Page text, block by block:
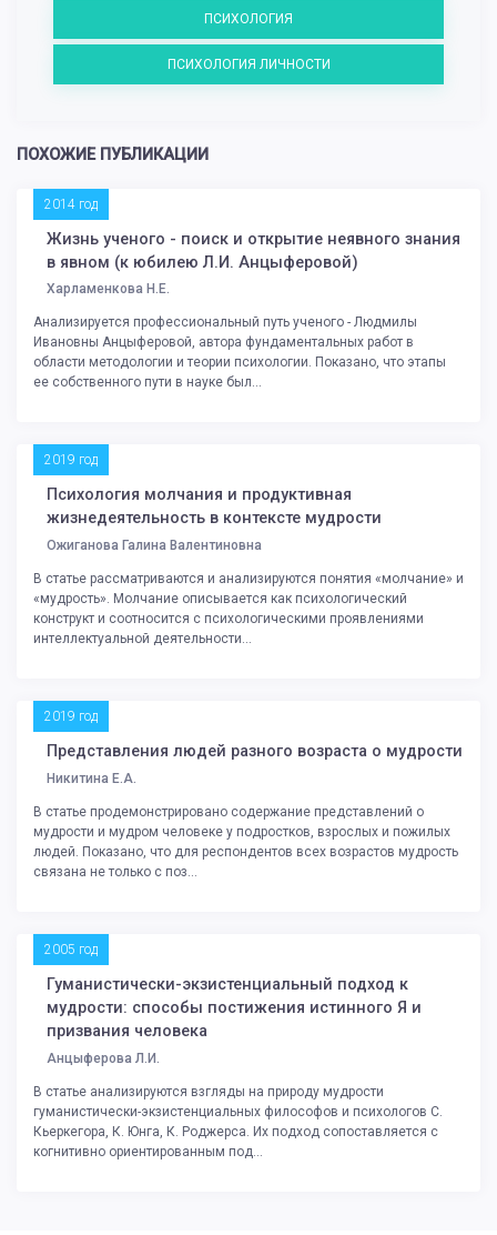
ПСИХОЛОГИЯ
ПСИХОЛОГИЯ ЛИЧНОСТИ
ПОХОЖИЕ ПУБЛИКАЦИИ
2014 год
Жизнь ученого - поиск и открытие неявного знания
в явном (к юбилею Л.И. Анцыферовой)
Харламенкова Н.Е.
Анализируется профессиональный путь ученого - Людмилы
Ивановны Анцыферовой, автора фундаментальных работ в
области методологии и теории психологии. Показано, что этапы
ее собственного пути в науке был...
2019 год
Психология молчания и продуктивная
жизнедеятельность в контексте мудрости
Ожиганова Галина Валентиновна
В статье рассматриваются и анализируются понятия «молчание» и
«мудрость». Молчание описывается как психологический
конструкт и соотносится с психологическими проявлениями
интеллектуальной деятельности...
2019 год
Представления людей разного возраста о мудрости
Никитина Е.А.
В статье продемонстрировано содержание представлений о
мудрости и мудром человеке у подростков, взрослых и пожилых
людей. Показано, что для респондентов всех возрастов мудрость
связана не только с поз...
2005 год
Гуманистически-экзистенциальный подход к
мудрости: способы постижения истинного Я и
призвания человека
Анцыферова Л.И.
В статье анализируются взгляды на природу мудрости
гуманистически-экзистенциальных философов и психологов С.
Кьеркегора, К. Юнга, К. Роджерса. Их подход сопоставляется с
когнитивно ориентированным под...